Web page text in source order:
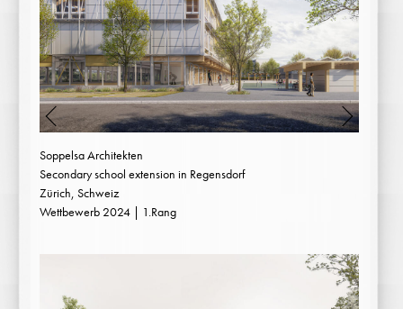
Soppelsa Architekten
Secondary school extension in Regensdorf
Zürich, Schweiz
Wettbewerb 2024 | 1.Rang